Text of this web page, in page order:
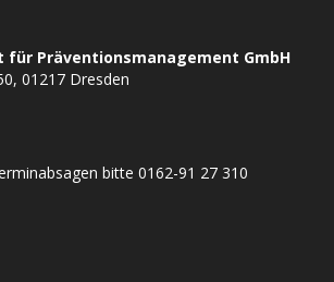
für Präventionsmanagement GmbH
01217 Dresden
bitte 0162-91 27 310